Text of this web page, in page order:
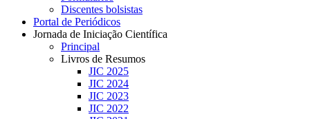
Discentes bolsistas
Portal de Periódicos
Jornada de Iniciação Científica
Principal
Livros de Resumos
JIC 2025
JIC 2024
JIC 2023
JIC 2022